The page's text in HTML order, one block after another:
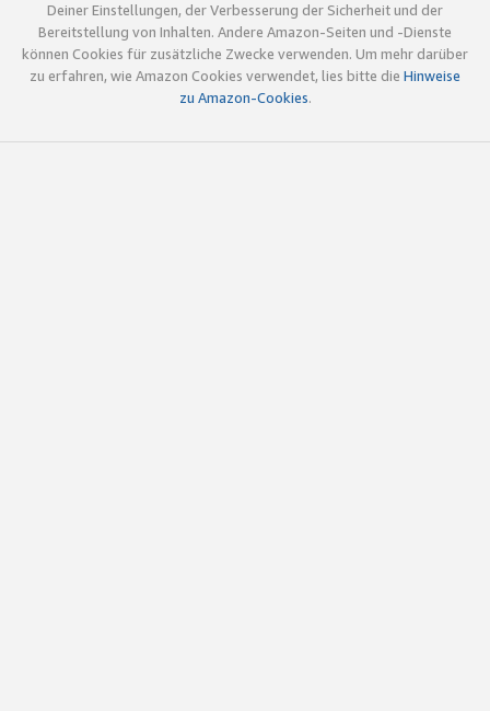
Deiner Einstellungen, der Verbesserung der Sicherheit und der
Bereitstellung von Inhalten. Andere Amazon-Seiten und -Dienste
können Cookies für zusätzliche Zwecke verwenden. Um mehr darüber
zu erfahren, wie Amazon Cookies verwendet, lies bitte die Hinweise
zu Amazon-Cookies.